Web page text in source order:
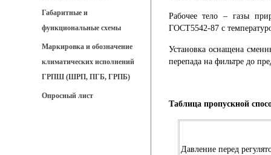
Габаритные и
функциональные схемы
Маркировка и обозначение
климатических исполнений
ГРПШ (ШРП, ПГБ, ГРПБ)
Опросный лист
Рабочее тело – газы
ГОСТ5542-87 с
Установка оснащена
перепада на фильтре до
Таблица пропускной
Давление перед